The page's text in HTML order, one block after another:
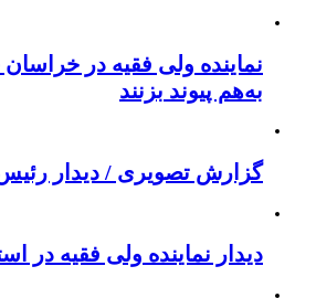
نماینده ولی فقیه در
به‌هم پیوند بزنند
گزارش تصویری / دیدار
دیدار نماینده ولی فقیه